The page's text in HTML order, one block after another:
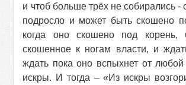
и чтоб больше трёх не собирались -
подросло и может быть скошено
когда оно скошено под корень,
скошенное к ногам власти, и
ждать пока оно вспыхнет от
искры. И тогда – «Из искры